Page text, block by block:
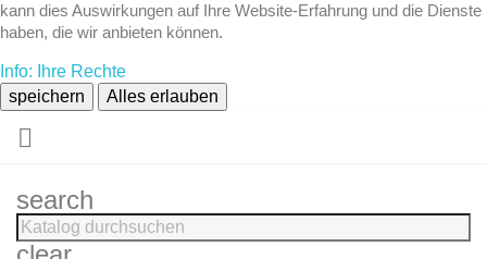
kann dies Auswirkungen auf Ihre Website-Erfahrung und die Dienste
haben, die wir anbieten können.
Info: Ihre Rechte
speichern
Alles erlauben

search